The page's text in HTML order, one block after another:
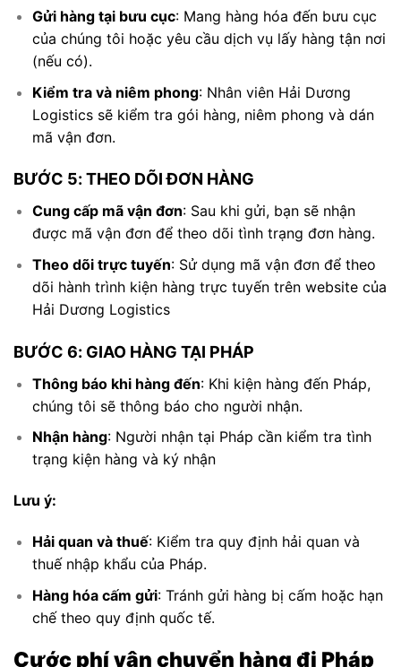
Gửi hàng tại bưu cục: Mang hàng hóa đến bưu cục
của chúng tôi hoặc yêu cầu dịch vụ lấy hàng tận nơi
(nếu có).
Kiểm tra và niêm phong: Nhân viên Hải Dương
Logistics sẽ kiểm tra gói hàng, niêm phong và dán
mã vận đơn.
BƯỚC 5: THEO DÕI ĐƠN HÀNG
Cung cấp mã vận đơn: Sau khi gửi, bạn sẽ nhận
được mã vận đơn để theo dõi tình trạng đơn hàng.
Theo dõi trực tuyến: Sử dụng mã vận đơn để theo
dõi hành trình kiện hàng trực tuyến trên website của
Hải Dương Logistics
BƯỚC 6: GIAO HÀNG TẠI PHÁP
Thông báo khi hàng đến: Khi kiện hàng đến Pháp,
chúng tôi sẽ thông báo cho người nhận.
Nhận hàng: Người nhận tại Pháp cần kiểm tra tình
trạng kiện hàng và ký nhận
Lưu ý:
Hải quan và thuế: Kiểm tra quy định hải quan và
thuế nhập khẩu của Pháp.
Hàng hóa cấm gửi: Tránh gửi hàng bị cấm hoặc hạn
chế theo quy định quốc tế.
Cước phí vận chuyển hàng đi Pháp